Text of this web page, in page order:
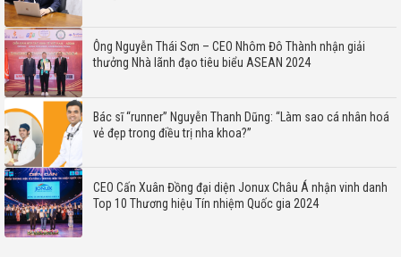
Ông Nguyễn Thái Sơn – CEO Nhôm Đô Thành nhận giải
thưởng Nhà lãnh đạo tiêu biểu ASEAN 2024
Bác sĩ “runner” Nguyễn Thanh Dũng: “Làm sao cá nhân hoá
vẻ đẹp trong điều trị nha khoa?”
CEO Cấn Xuân Đồng đại diện Jonux Châu Á nhận vinh danh
Top 10 Thương hiệu Tín nhiệm Quốc gia 2024